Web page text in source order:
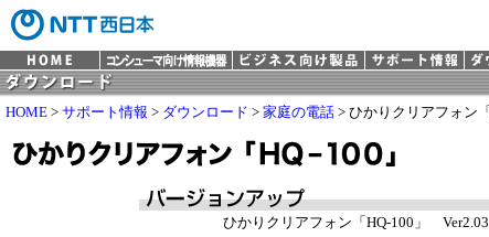
HOME > サポート情報 > ダウンロード > 家庭の電話 > ひかりクリアフォン
ひかりクリアフォン「HQ-100」